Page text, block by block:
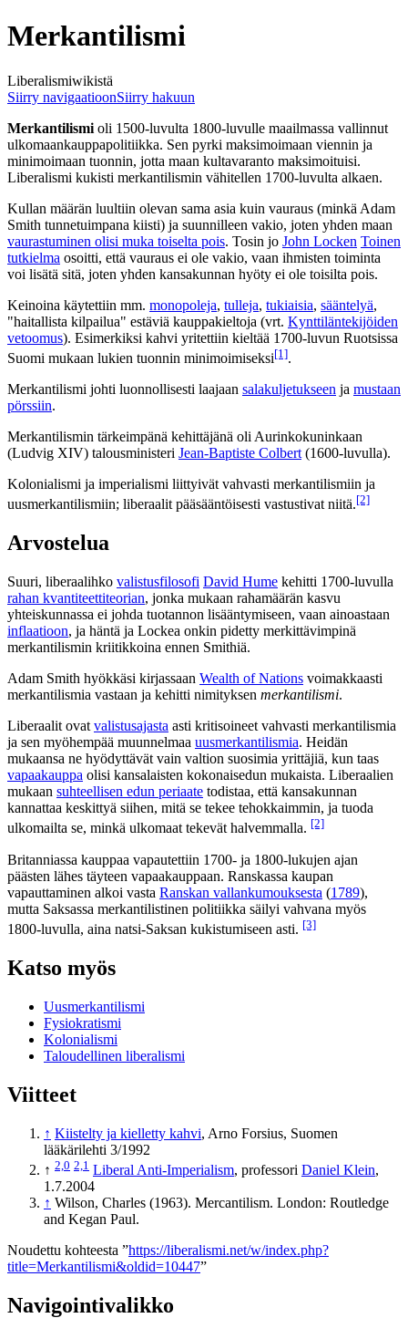
Merkantilismi
Liberalismiwikistä
Siirry navigaatioonSiirry hakuun
Merkantilismi oli 1500-luvulta 1800-luvulle maailmassa vallinnut
ulkomaankauppapolitiikka. Sen pyrki maksimoimaan viennin ja
minimoimaan tuonnin, jotta maan kultavaranto maksimoituisi.
Liberalismi kukisti merkantilismin vähitellen 1700-luvulta alkaen.
Kullan määrän luultiin olevan sama asia kuin vauraus (minkä Adam
Smith tunnetuimpana kiisti) ja suunnilleen vakio, joten yhden maan
vaurastuminen olisi muka toiselta pois. Tosin jo John Locken Toinen
tutkielma osoitti, että vauraus ei ole vakio, vaan ihmisten toiminta
voi lisätä sitä, joten yhden kansakunnan hyöty ei ole toisilta pois.
Keinoina käytettiin mm. monopoleja, tulleja, tukiaisia, sääntelyä,
"haitallista kilpailua" estäviä kauppakieltoja (vrt. Kynttiläntekijöiden
vetoomus). Esimerkiksi kahvi yritettiin kieltää 1700-luvun Ruotsissa
Suomi mukaan lukien tuonnin minimoimiseksi[1].
Merkantilismi johti luonnollisesti laajaan salakuljetukseen ja mustaan
pörssiin.
Merkantilismin tärkeimpänä kehittäjänä oli Aurinkokuninkaan
(Ludvig XIV) talousministeri Jean-Baptiste Colbert (1600-luvulla).
Kolonialismi ja imperialismi liittyivät vahvasti merkantilismiin ja
uusmerkantilismiin; liberaalit pääsääntöisesti vastustivat niitä.[2]
Arvostelua
Suuri, liberaalihko valistusfilosofi David Hume kehitti 1700-luvulla
rahan kvantiteettiteorian, jonka mukaan rahamäärän kasvu
yhteiskunnassa ei johda tuotannon lisääntymiseen, vaan ainoastaan
inflaatioon, ja häntä ja Lockea onkin pidetty merkittävimpinä
merkantilismin kriitikkoina ennen Smithiä.
Adam Smith hyökkäsi kirjassaan Wealth of Nations voimakkaasti
merkantilismia vastaan ja kehitti nimityksen merkantilismi.
Liberaalit ovat valistusajasta asti kritisoineet vahvasti merkantilismia
ja sen myöhempää muunnelmaa uusmerkantilismia. Heidän
mukaansa ne hyödyttävät vain valtion suosimia yrittäjiä, kun taas
vapaakauppa olisi kansalaisten kokonaisedun mukaista. Liberaalien
mukaan suhteellisen edun periaate todistaa, että kansakunnan
kannattaa keskittyä siihen, mitä se tekee tehokkaimmin, ja tuoda
ulkomailta se, minkä ulkomaat tekevät halvemmalla. [2]
Britanniassa kauppaa vapautettiin 1700- ja 1800-lukujen ajan
päästen lähes täyteen vapaakauppaan. Ranskassa kaupan
vapauttaminen alkoi vasta Ranskan vallankumouksesta (1789),
mutta Saksassa merkantilistinen politiikka säilyi vahvana myös
1800-luvulla, aina natsi-Saksan kukistumiseen asti. [3]
Katso myös
Uusmerkantilismi
Fysiokratismi
Kolonialismi
Taloudellinen liberalismi
Viitteet
↑ Kiistelty ja kielletty kahvi, Arno Forsius, Suomen
lääkärilehti 3/1992
↑ 2,0 2,1 Liberal Anti-Imperialism, professori Daniel Klein,
1.7.2004
↑ Wilson, Charles (1963). Mercantilism. London: Routledge
and Kegan Paul.
Noudettu kohteesta ”https://liberalismi.net/w/index.php?
title=Merkantilismi&oldid=10447”
Navigointivalikko